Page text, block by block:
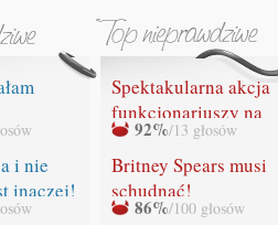
SIĘ"
i nie
inaczej!
Spektakularna akcja
funkcjonariuszy na
lotnisku w Gdańsku.
Służby celne
przechwyciły
bezcenny obraz
92%/13 głosów
Britney Spears musi
schudnąć!
86%/100 głosów